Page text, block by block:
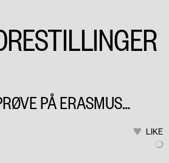
PLAY
PÅ ERASMUS
LIKE